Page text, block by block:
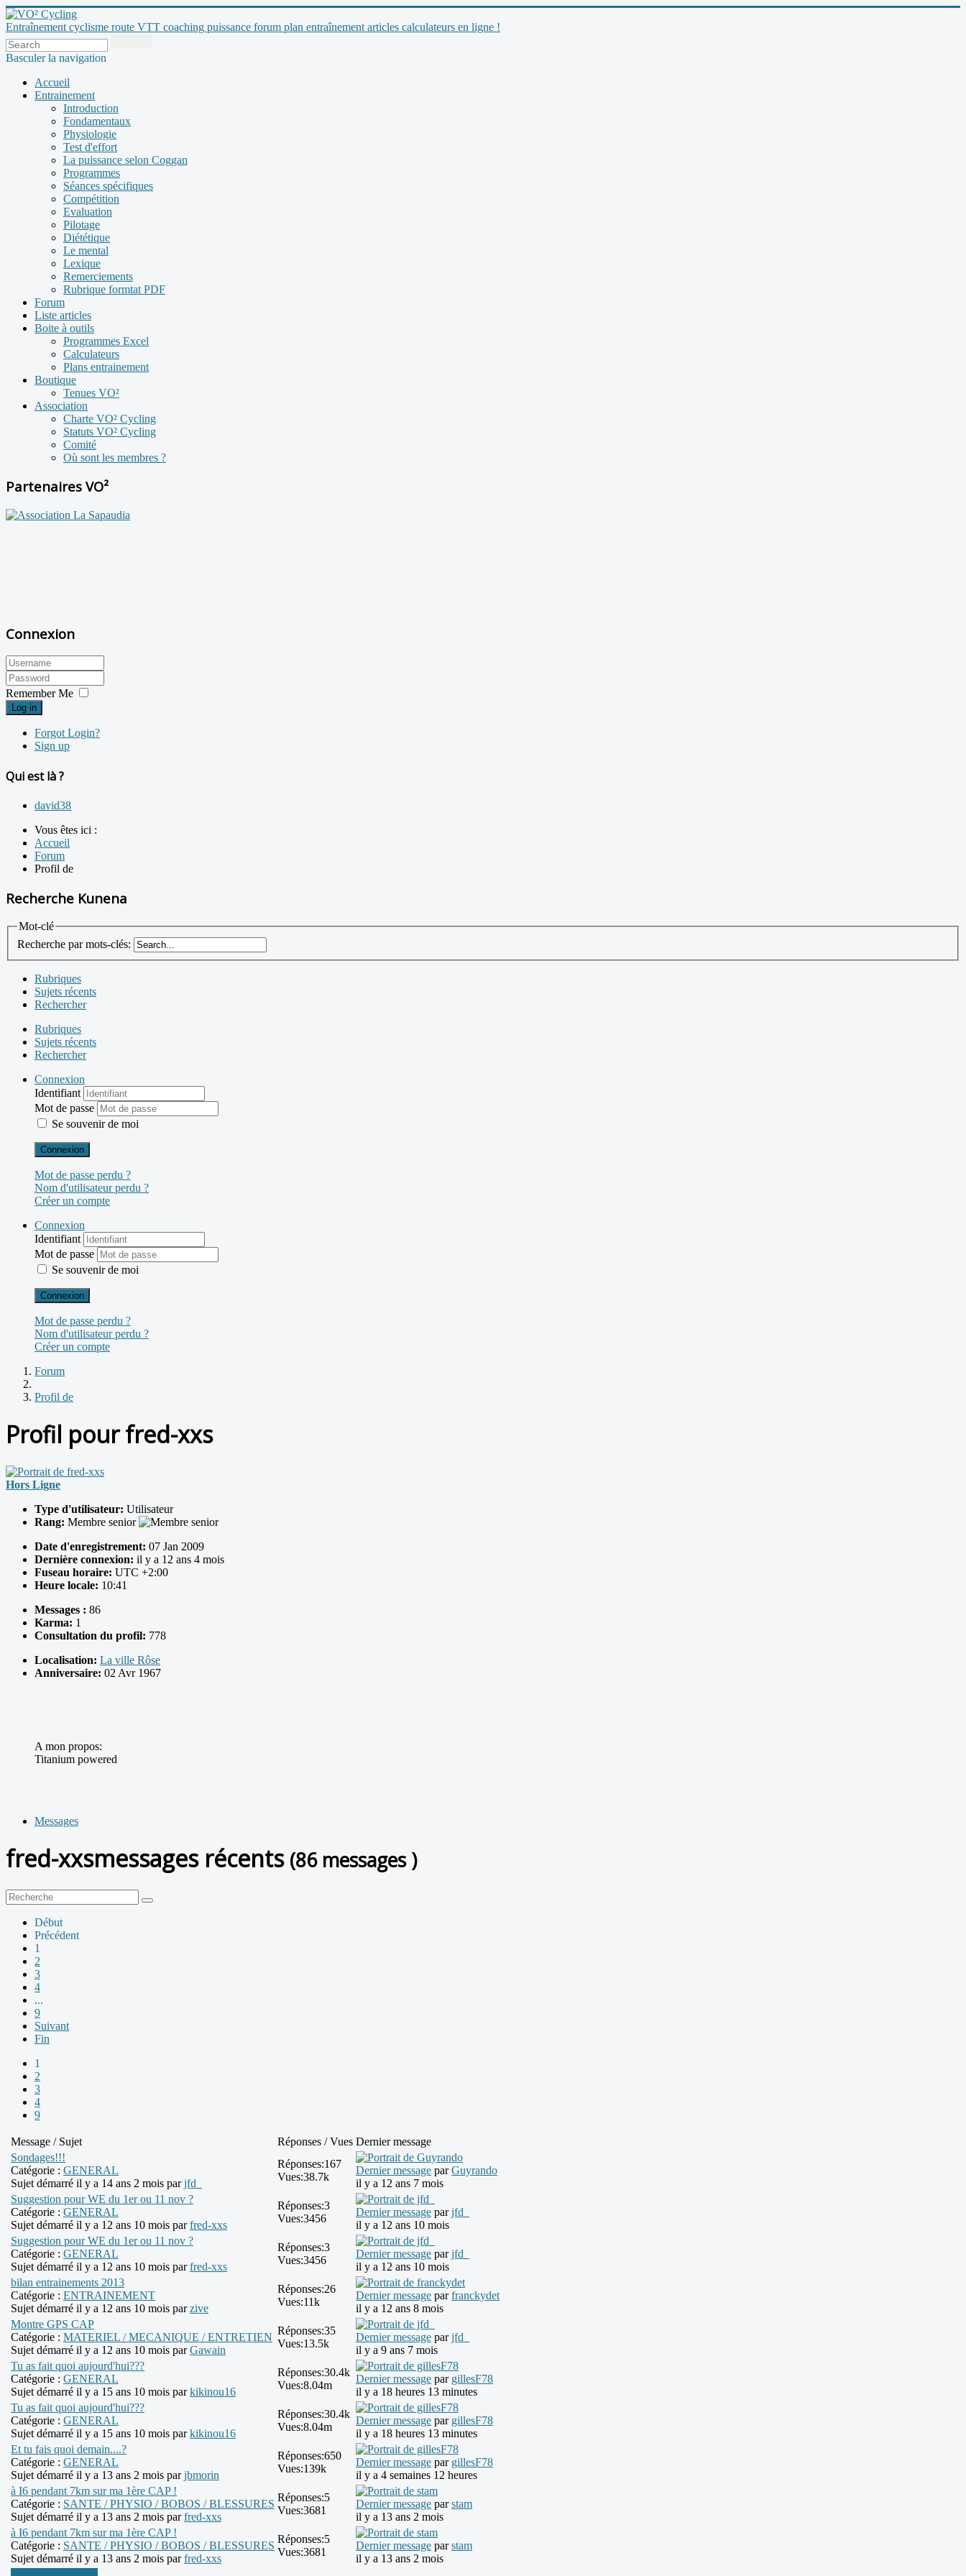
Entraînement cyclisme route VTT coaching puissance forum plan entraînement articles calculateurs en ligne !
Basculer la navigation
Accueil
Entrainement
Introduction
Fondamentaux
Physiologie
Test d'effort
La puissance selon Coggan
Programmes
Séances spécifiques
Compétition
Evaluation
Pilotage
Diététique
Le mental
Lexique
Remerciements
Rubrique formtat PDF
Forum
Liste articles
Boite à outils
Programmes Excel
Calculateurs
Plans entrainement
Boutique
Tenues VO²
Association
Charte VO² Cycling
Statuts VO² Cycling
Comité
Où sont les membres ?
Partenaires VO²
Connexion
Remember Me
Log in
Forgot Login?
Sign up
Qui est là ?
david38
Vous êtes ici :
Accueil
Forum
Profil de
Recherche Kunena
Mot-clé
Recherche par mots-clés:
Rubriques
Sujets récents
Rechercher
Rubriques
Sujets récents
Rechercher
Connexion
Identifiant
Mot de passe
Se souvenir de moi
Connexion
Mot de passe perdu ?
Nom d'utilisateur perdu ?
Créer un compte
Connexion
Identifiant
Mot de passe
Se souvenir de moi
Connexion
Mot de passe perdu ?
Nom d'utilisateur perdu ?
Créer un compte
Forum
Profil de
Profil pour fred-xxs
Hors Ligne
Type d'utilisateur: Utilisateur
Rang: Membre senior
Date d'enregistrement: 07 Jan 2009
Dernière connexion: il y a 12 ans 4 mois
Fuseau horaire: UTC +2:00
Heure locale: 10:41
Messages : 86
Karma: 1
Consultation du profil: 778
Localisation: La ville Rôse
Anniversaire: 02 Avr 1967
A mon propos:
Titanium powered
Messages
fred-xxsmessages récents (86 messages )
Début
Précédent
1
2
3
4
...
9
Suivant
Fin
1
2
3
4
9
Message / Sujet Réponses / Vues Dernier message
Sondages!!!
Catégorie : GENERAL
Sujet démarré il y a 14 ans 2 mois parjfd_
Réponses:167
Vues:38.7k
Dernier message parGuyrando
il y a 12 ans 7 mois
Suggestion pour WE du 1er ou 11 nov ?
Catégorie : GENERAL
Sujet démarré il y a 12 ans 10 mois parfred-xxs
Réponses:3
Vues:3456
Dernier message parjfd_
il y a 12 ans 10 mois
Suggestion pour WE du 1er ou 11 nov ?
Catégorie : GENERAL
Sujet démarré il y a 12 ans 10 mois parfred-xxs
Réponses:3
Vues:3456
Dernier message parjfd_
il y a 12 ans 10 mois
bilan entrainements 2013
Catégorie : ENTRAINEMENT
Sujet démarré il y a 12 ans 10 mois parzive
Réponses:26
Vues:11k
Dernier message parfranckydet
il y a 12 ans 8 mois
Montre GPS CAP
Catégorie : MATERIEL / MECANIQUE / ENTRETIEN
Sujet démarré il y a 12 ans 10 mois parGawain
Réponses:35
Vues:13.5k
Dernier message parjfd_
il y a 9 ans 7 mois
Tu as fait quoi aujourd'hui???
Catégorie : GENERAL
Sujet démarré il y a 15 ans 10 mois parkikinou16
Réponses:30.4k
Vues:8.04m
Dernier message par gillesF78
il y a 18 heures 13 minutes
Tu as fait quoi aujourd'hui???
Catégorie : GENERAL
Sujet démarré il y a 15 ans 10 mois parkikinou16
Réponses:30.4k
Vues:8.04m
Dernier message par gillesF78
il y a 18 heures 13 minutes
Et tu fais quoi demain....?
Catégorie : GENERAL
Sujet démarré il y a 13 ans 2 mois parjbmorin
Réponses:650
Vues:139k
Dernier message par gillesF78
il y a 4 semaines 12 heures
à I6 pendant 7km sur ma 1ère CAP !
Catégorie : SANTE / PHYSIO / BOBOS / BLESSURES
Sujet démarré il y a 13 ans 2 mois parfred-xxs
Réponses:5
Vues:3681
Dernier message parstam
il y a 13 ans 2 mois
à I6 pendant 7km sur ma 1ère CAP !
Catégorie : SANTE / PHYSIO / BOBOS / BLESSURES
Sujet démarré il y a 13 ans 2 mois parfred-xxs
Réponses:5
Vues:3681
Dernier message parstam
il y a 13 ans 2 mois